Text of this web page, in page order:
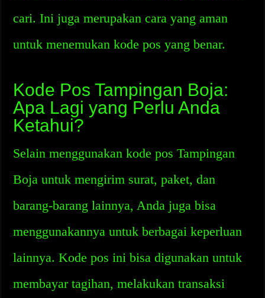
cari. Ini juga merupakan cara yang aman
untuk menemukan kode pos yang benar.
Kode Pos Tampingan Boja:
Apa Lagi yang Perlu Anda
Ketahui?
Selain menggunakan kode pos Tampingan
Boja untuk mengirim surat, paket, dan
barang-barang lainnya, Anda juga bisa
menggunakannya untuk berbagai keperluan
lainnya. Kode pos ini bisa digunakan untuk
membayar tagihan, melakukan transaksi